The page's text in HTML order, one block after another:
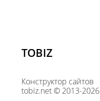
TOBIZ
Конструктор сайтов
tobiz.net © 2013-2026